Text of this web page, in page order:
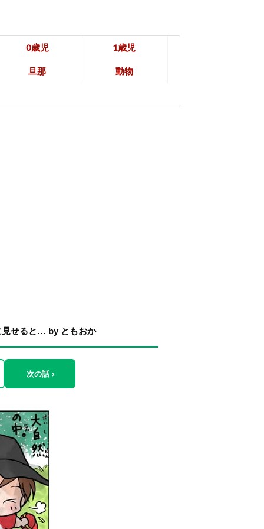
0歳児 1歳児
旦那 動物
見せると… by ともおか
次の話 ›